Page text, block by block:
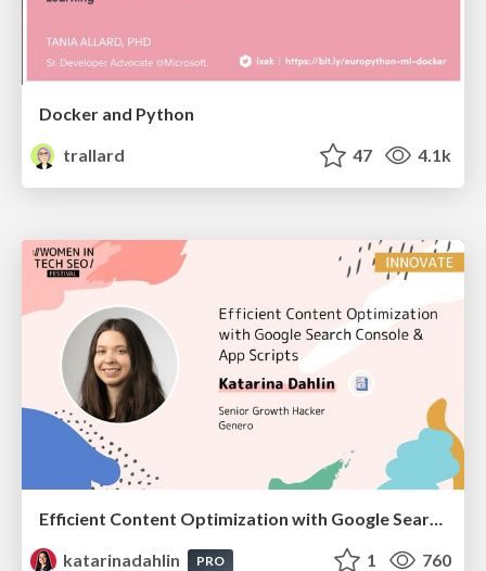
Docker and Python
trallard
47 4.1k
Efficient Content Optimization with Google Search Console & Apps Script
katarinadahlin
PRO 1 760